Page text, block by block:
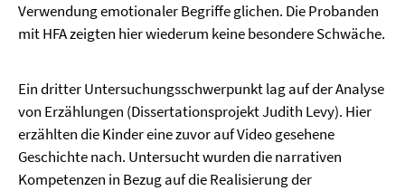
Verwendung emotionaler Begriffe glichen. Die Probanden
mit HFA zeigten hier wiederum keine besondere Schwäche.
Ein dritter Untersuchungsschwerpunkt lag auf der Analyse
von Erzählungen (Dissertationsprojekt Judith Levy). Hier
erzählten die Kinder eine zuvor auf Video gesehene
Geschichte nach. Untersucht wurden die narrativen
Kompetenzen in Bezug auf die Realisierung der